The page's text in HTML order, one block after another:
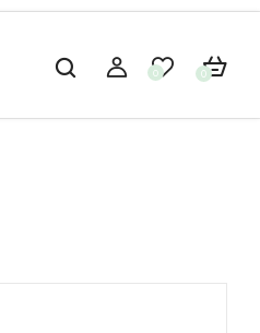
0 0